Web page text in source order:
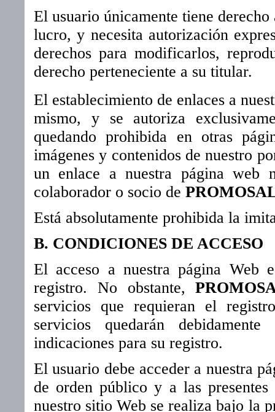
El usuario únicamente tiene
lucro, y necesita autorización
derechos para modificarlos,
derecho perteneciente a su titular.
El establecimiento de enlaces a
mismo, y se autoriza
quedando prohibida en otras
imágenes y contenidos de nuestro
un enlace a nuestra página web
colaborador o socio de
Está absolutamente prohibida la
B. CONDICIONES DE ACCESO
El acceso a nuestra página Web
registro. No obstante,
servicios que requieran el
servicios quedarán
indicaciones para su registro.
El usuario debe acceder a nuestra
de orden público y a las
nuestro sitio Web se realiza bajo la